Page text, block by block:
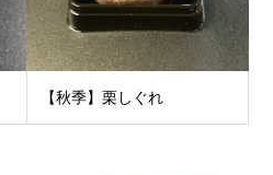
【秋季】栗しぐれ